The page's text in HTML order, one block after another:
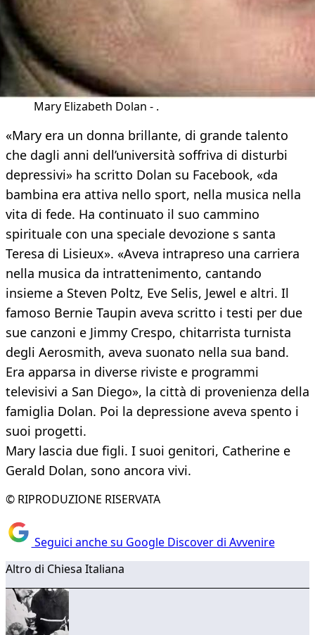
Mary Elizabeth Dolan - .
«Mary era un donna brillante, di grande talento
che dagli anni dell’università soffriva di disturbi
depressivi» ha scritto Dolan su Facebook, «da
bambina era attiva nello sport, nella musica nella
vita di fede. Ha continuato il suo cammino
spirituale con una speciale devozione s santa
Teresa di Lisieux». «Aveva intrapreso una carriera
nella musica da intrattenimento, cantando
insieme a Steven Poltz, Eve Selis, Jewel e altri. Il
famoso Bernie Taupin aveva scritto i testi per due
sue canzoni e Jimmy Crespo, chitarrista turnista
degli Aerosmith, aveva suonato nella sua band.
Era apparsa in diverse riviste e programmi
televisivi a San Diego», la città di provenienza della
famiglia Dolan. Poi la depressione aveva spento i
suoi progetti.
Mary lascia due figli. I suoi genitori, Catherine e
Gerald Dolan, sono ancora vivi.
© RIPRODUZIONE RISERVATA
Seguici anche su Google Discover di Avvenire
Altro di Chiesa Italiana